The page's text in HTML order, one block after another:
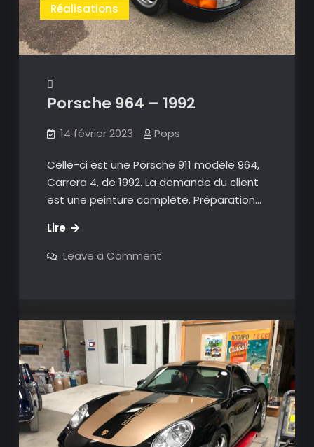
Réalisations
Porsche 964 – 1992
14 février 2023 Pops
Celle-ci est une Porsche 911 modèle 964,
Carrera 4, de 1992. La demande du client
est une peinture complète. Préparation…
LirePorsche
–
Leave a Commenton